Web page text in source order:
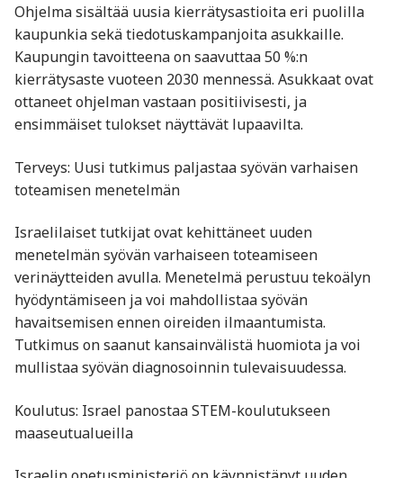
Ohjelma sisältää uusia kierrätysastioita eri puolilla
kaupunkia sekä tiedotuskampanjoita asukkaille.
Kaupungin tavoitteena on saavuttaa 50 %:n
kierrätysaste vuoteen 2030 mennessä. Asukkaat ovat
ottaneet ohjelman vastaan positiivisesti, ja
ensimmäiset tulokset näyttävät lupaavilta.
Terveys: Uusi tutkimus paljastaa syövän varhaisen
toteamisen menetelmän
Israelilaiset tutkijat ovat kehittäneet uuden
menetelmän syövän varhaiseen toteamiseen
verinäytteiden avulla. Menetelmä perustuu tekoälyn
hyödyntämiseen ja voi mahdollistaa syövän
havaitsemisen ennen oireiden ilmaantumista.
Tutkimus on saanut kansainvälistä huomiota ja voi
mullistaa syövän diagnosoinnin tulevaisuudessa.
Koulutus: Israel panostaa STEM-koulutukseen
maaseutualueilla